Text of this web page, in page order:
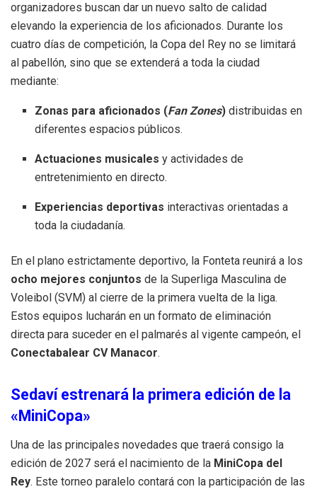
organizadores buscan dar un nuevo salto de calidad
elevando la experiencia de los aficionados. Durante los
cuatro días de competición, la Copa del Rey no se limitará
al pabellón, sino que se extenderá a toda la ciudad
mediante:
Zonas para aficionados (Fan Zones) distribuidas en
diferentes espacios públicos.
Actuaciones musicales y actividades de
entretenimiento en directo.
Experiencias deportivas interactivas orientadas a
toda la ciudadanía.
En el plano estrictamente deportivo, la Fonteta reunirá a los
ocho mejores conjuntos de la Superliga Masculina de
Voleibol (SVM) al cierre de la primera vuelta de la liga.
Estos equipos lucharán en un formato de eliminación
directa para suceder en el palmarés al vigente campeón, el
Conectabalear CV Manacor.
Sedaví estrenará la primera edición de la
«MiniCopa»
Una de las principales novedades que traerá consigo la
edición de 2027 será el nacimiento de la MiniCopa del
Rey. Este torneo paralelo contará con la participación de las